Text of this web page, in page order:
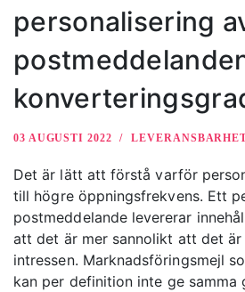
personalisering
03 AUGUSTI 2022
Det är lätt att förstå varför
till högre öppningsfrekvens. Ett
postmeddelande levererar
att det är mer sannolikt att det
intressen. Marknadsföringsmejl
kan per definition inte ge samma